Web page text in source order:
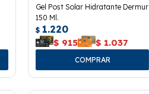
Gel Post Solar Hidratante Dermur
150 Ml.
$ 1.220
$ 915 $ 1.037